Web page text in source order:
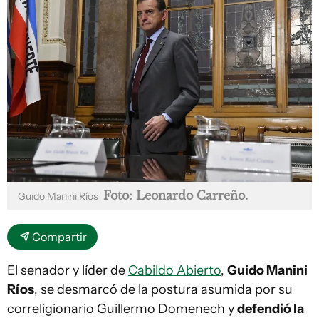
Guido Manini Ríos Foto: Leonardo Carreño.
Compartir
El senador y líder de Cabildo Abierto, Guido Manini
Ríos, se desmarcó de la postura asumida por su
correligionario Guillermo Domenech ydefendió la